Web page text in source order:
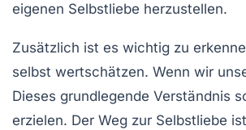
eigenen Selbstliebe herzustellen.
Zusätzlich ist es wichtig zu
selbst wertschätzen. Wenn wir
Dieses grundlegende Verständnis
erzielen. Der Weg zur Selbstliebe